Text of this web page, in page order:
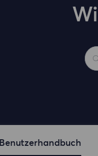
Benutzerhandbuch